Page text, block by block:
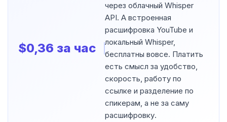
$0,36 за час
через облачный Whisper
API. А встроенная
расшифровка YouTube и
локальный Whisper,
бесплатны вовсе. Платить
есть смысл за удобство,
скорость, работу по
ссылке и разделение по
спикерам, а не за саму
расшифровку.